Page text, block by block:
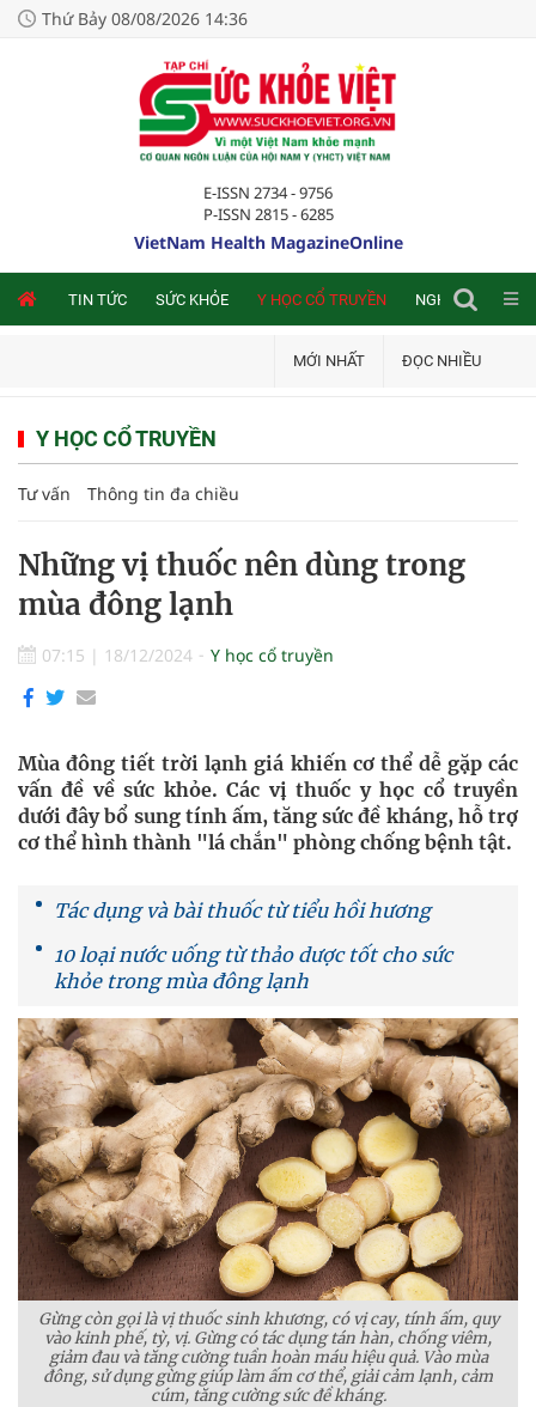
Thứ Bảy 08/08/2026 14:36
E-ISSN 2734 - 9756
P-ISSN 2815 - 6285
VietNam Health MagazineOnline
TIN TỨC SỨC KHỎE Y HỌC CỔ TRUYỀN NGHIÊN CỨU
MỚI NHẤT ĐỌC NHIỀU
Y HỌC CỔ TRUYỀN
Tư vấn Thông tin đa chiều
Những vị thuốc nên dùng trong
mùa đông lạnh
07:15 | 18/12/2024 Y học cổ truyền
Mùa đông tiết trời lạnh giá khiến cơ thể dễ gặp các
vấn đề về sức khỏe. Các vị thuốc y học cổ truyền
dưới đây bổ sung tính ấm, tăng sức đề kháng, hỗ trợ
cơ thể hình thành "lá chắn" phòng chống bệnh tật.
Tác dụng và bài thuốc từ tiểu hồi hương
10 loại nước uống từ thảo dược tốt cho sức
khỏe trong mùa đông lạnh
Gừng còn gọi là vị thuốc sinh khương, có vị cay, tính ấm, quy
vào kinh phế, tỳ, vị. Gừng có tác dụng tán hàn, chống viêm,
giảm đau và tăng cường tuần hoàn máu hiệu quả. Vào mùa
đông, sử dụng gừng giúp làm ấm cơ thể, giải cảm lạnh, cảm
cúm, tăng cường sức đề kháng.